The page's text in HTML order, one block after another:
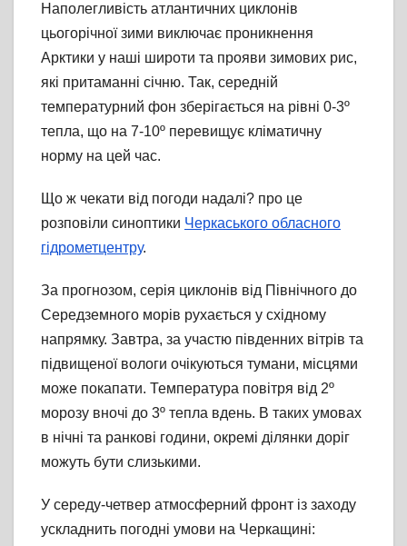
Наполегливість атлантичних циклонів
цьогорічної зими виключає проникнення
Арктики у наші широти та прояви зимових рис,
які притаманні січню. Так, середній
температурний фон зберігається на рівні 0-3º
тепла, що на 7-10º перевищує кліматичну
норму на цей час.
Що ж чекати від погоди надалі? про це
розповіли синоптики Черкаського обласного
гідрометцентру.
За прогнозом, серія циклонів від Північного до
Середземного морів рухається у східному
напрямку. Завтра, за участю південних вітрів та
підвищеної вологи очікуються тумани, місцями
може покапати. Температура повітря від 2º
морозу вночі до 3º тепла вдень. В таких умовах
в нічні та ранкові години, окремі ділянки доріг
можуть бути слизькими.
У середу-четвер атмосферний фронт із заходу
ускладнить погодні умови на Черкащині: